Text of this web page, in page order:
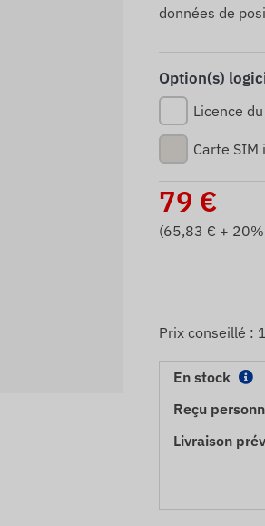
données de
Option(s)
Licence
Carte
79 €
(65,83 € + 20%
Prix ​​conseillé :
En stock
Reçu
Livraison